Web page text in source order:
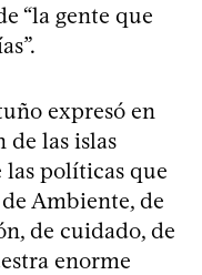
“la gente que
expresó en
de las islas
políticas que
Ambiente, de
de cuidado, de
enorme